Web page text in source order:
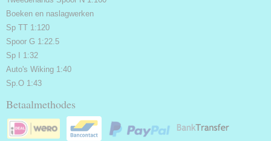
Boeken en naslagwerken
Sp TT 1:120
Spoor G 1:22.5
Sp I 1:32
Auto's Wiking 1:40
Sp.O 1:43
Betaalmethodes